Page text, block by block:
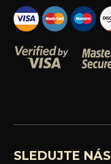
SLEDUJTE NÁS